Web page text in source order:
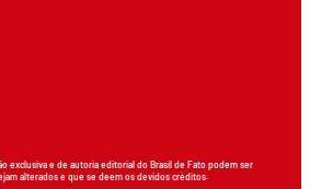
exclusiva e de autoria editorial do Brasil de Fato podem ser
alterados e que se deem os devidos créditos.